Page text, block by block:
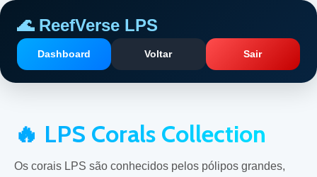
🌊 ReefVerse LPS
Dashboard Voltar Sair
🔥 LPS Corals Collection
Os corais LPS são conhecidos pelos pólipos grandes,